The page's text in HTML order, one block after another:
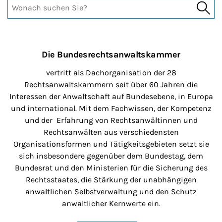
Die Bundesrechtsanwaltskammer
vertritt als Dachorganisation der 28
Rechtsanwaltskammern seit über 60 Jahren die
Interessen der Anwaltschaft auf Bundesebene, in Europa
und international. Mit dem Fachwissen, der Kompetenz
und der Erfahrung von Rechtsanwältinnen und
Rechtsanwälten aus verschiedensten
Organisationsformen und Tätigkeitsgebieten setzt sie
sich insbesondere gegenüber dem Bundestag, dem
Bundesrat und den Ministerien für die Sicherung des
Rechtsstaates, die Stärkung der unabhängigen
anwaltlichen Selbstverwaltung und den Schutz
anwaltlicher Kernwerte ein.